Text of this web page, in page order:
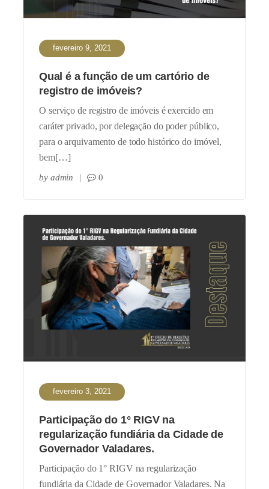
fevereiro 9, 2021
Qual é a função de um cartório de
registro de imóveis?
O serviço de registro de imóveis é exercido em
caráter privado, por delegação do poder público,
para o arquivamento de todo histórico do imóvel,
bem[…]
by admin 0
fevereiro 3, 2021
Participação do 1° RIGV na
regularização fundiária da Cidade de
Governador Valadares.
Participação do 1° RIGV na regularização
fundiária da Cidade de Governador Valadares. Na